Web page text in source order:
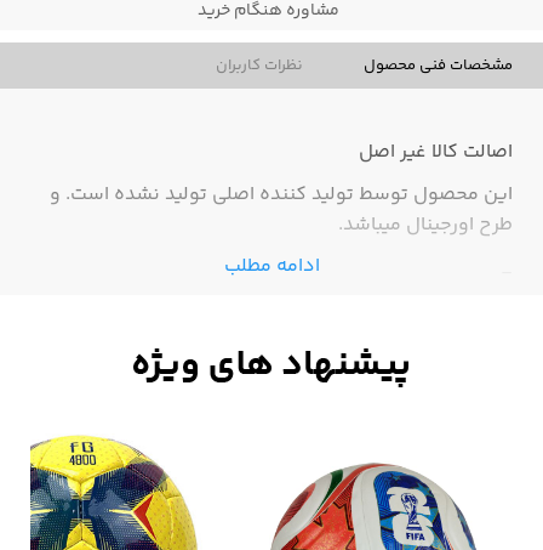
مشاوره هنگام خرید
مشخصات فنی محصول نظرات کاربران
اصالت کالا غیر اصل
این محصول توسط تولید کننده اصلی تولید نشده است. و
طرح اورجینال میباشد.
ادامه مطلب